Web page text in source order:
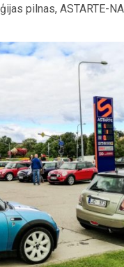
pilnas, ASTARTE-